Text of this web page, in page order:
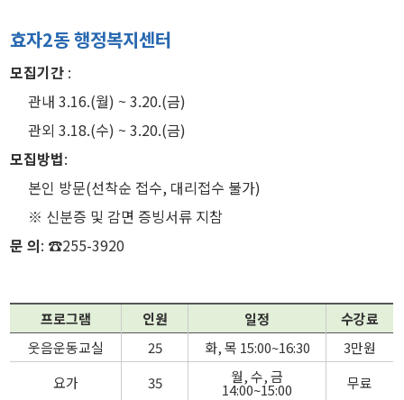
효자2동 행정복지센터
모집기간 :
관내 3.16.(월) ~ 3.20.(금)
관외 3.18.(수) ~ 3.20.(금)
모집방법:
본인 방문(선착순 접수, 대리접수 불가)
※ 신분증 및 감면 증빙서류 지참
문 의: ☎255-3920
프로그램 인원 일정
수강료
웃음운동교실
25 화, 목 15:00~16:30
3만원
요가
35 월, 수, 금
14:00~15:00
무료